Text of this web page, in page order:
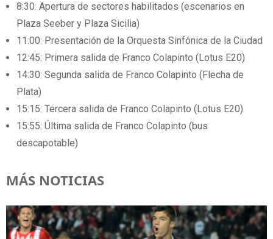
8:30: Apertura de sectores habilitados (escenarios en
Plaza Seeber y Plaza Sicilia)
11:00: Presentación de la Orquesta Sinfónica de la Ciudad
12:45: Primera salida de Franco Colapinto (Lotus E20)
14:30: Segunda salida de Franco Colapinto (Flecha de
Plata)
15:15: Tercera salida de Franco Colapinto (Lotus E20)
15:55: Última salida de Franco Colapinto (bus
descapotable)
MÁS NOTICIAS